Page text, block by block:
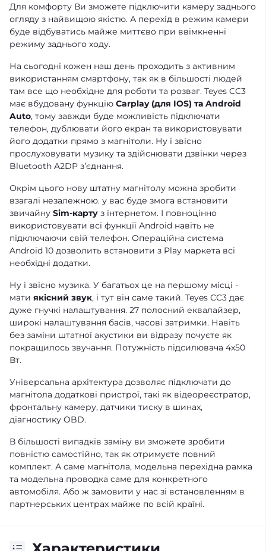
Для комфорту Ви зможете підключити камеру заднього
огляду з найвищою якістю. А перехід в режим камери
буде відбуватись майже миттєво при ввімкненні
режиму заднього ходу.
На сьогодні кожен наш день проходить з активним
використанням смартфону, так як в більшості людей
там все що необхідне для роботи та розваг. Teyes CC3
має вбудовану функцію Carplay (для IOS) та Android
Auto, тому завжди буде можливість підключати
телефон, дублювати його екран та використовувати
його додатки прямо з магнітоли. Ну і звісно
прослуховувати музику та здійснювати дзвінки через
Bluetooth A2DP зʼєднання.
Окрім цього нову штатну магнітолу можна зробити
взагалі незалежною. у вас буде змога встановити
звичайну Sim-карту з інтернетом. І повноцінно
використовувати всі функції Android навіть не
підключаючи свій телефон. Операційна система
Android 10 дозволить встановити з Play маркета всі
необхідні додатки.
Ну і звісно музика. У багатьох це на першому місці -
мати якісний звук, і тут він саме такий. Teyes CC3 дає
дуже гнучкі налаштування. 27 полосний еквалайзер,
широкі налаштування басів, часові затримки. Навіть
без заміни штатної акустики ви відразу почуєте як
покращилось звучання. Потужність підсилювача 4х50
Вт.
Універсальна архітектура дозволяє підключати до
магнітола додаткові пристрої, такі як відеореєстратор,
фронтальну камеру, датчики тиску в шинах,
діагностику OBD.
В більшості випадків заміну ви зможете зробити
повністю самостійно, так як отримуєте повний
комплект. А саме магнітола, модельна перехідна рамка
та модельна проводка саме для конкретного
автомобіля. Або ж замовити у нас зі встановленням в
партнерських центрах майже по всій країні.